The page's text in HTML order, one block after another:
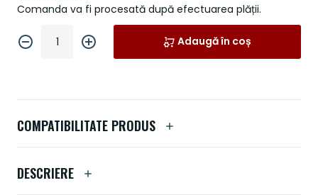
Comanda va fi procesată după efectuarea plății.
Adaugă în coș
COMPATIBILITATE PRODUS
DESCRIERE